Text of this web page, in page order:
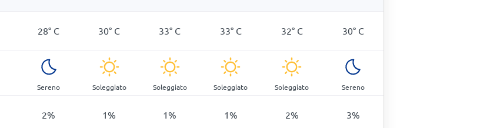
28° C 30° C 33° C 33° C 32° C 30° C
Sereno Soleggiato Soleggiato Soleggiato Soleggiato Sereno
2% 1% 1% 1% 2% 3%